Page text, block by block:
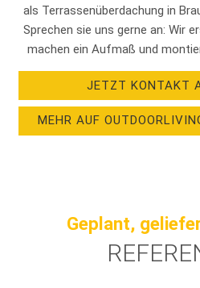
als Terrassenüberdachung in
Sprechen sie uns gerne an: Wir
machen ein Aufmaß und
JETZT KONTAKT
MEHR AUF
Geplant,